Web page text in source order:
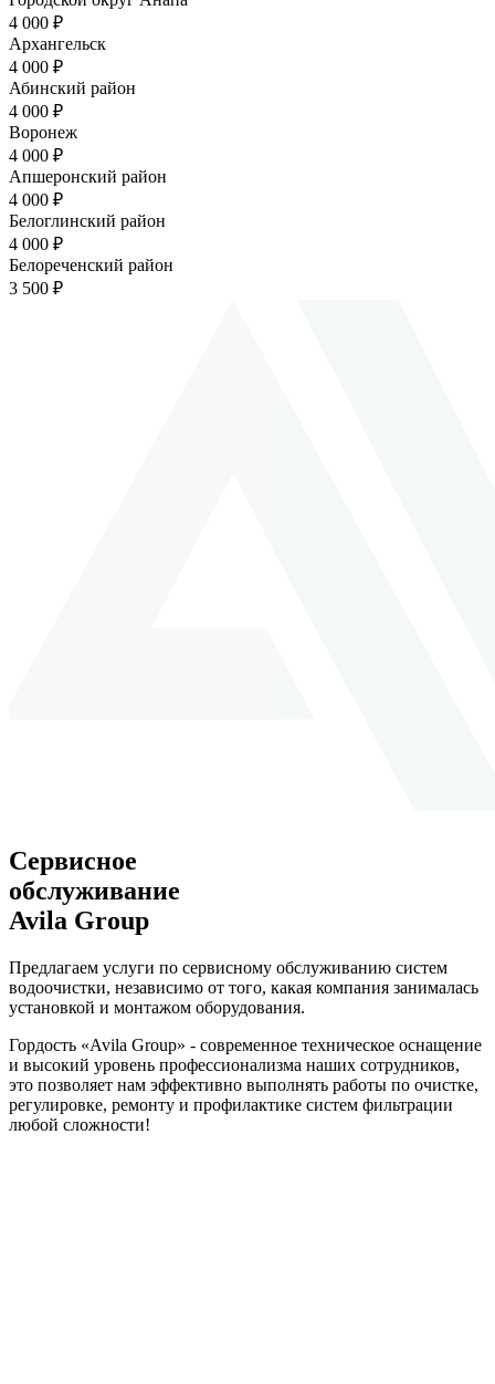
4 000 ₽
Архангельск
4 000 ₽
Абинский район
4 000 ₽
Воронеж
4 000 ₽
Апшеронский район
4 000 ₽
Белоглинский район
4 000 ₽
Белореченский район
3 500 ₽
Сервисное
обслуживание
Avila Group
Предлагаем услуги по сервисному обслуживанию систем
водоочистки, независимо от того, какая компания занималась
установкой и монтажом оборудования.
Гордость «Avila Group» - современное техническое оснащение
и высокий уровень профессионализма наших сотрудников,
это позволяет нам эффективно выполнять работы по очистке,
регулировке, ремонту и профилактике систем фильтрации
любой сложности!